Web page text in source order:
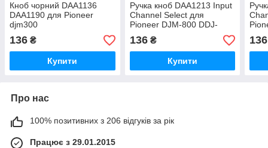
Кноб чорний DAA1136
DAA1190 для Pioneer
djm300
136 ₴
Купити
Ручка кноб DAA1213 Input
Channel Select для
Pioneer DJM-800 DDJ-
1000 DJM-700 DJM-750
DJM-850 DJM-900
136₴
Купити
136
Про нас
100% позитивних з 206 відгуків за рік
Працює з 29.01.2015